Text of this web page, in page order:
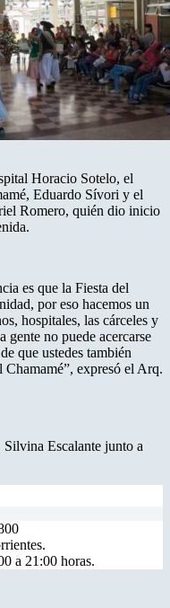
Horacio Sotelo, el
Eduardo Sívori y el
Romero, quién dio inicio
es que la Fiesta del
por eso hacemos un
hospitales, las cárceles y
gente no puede acercarse
que ustedes también
expresó el Arq.
Escalante junto a
a 21:00 horas.